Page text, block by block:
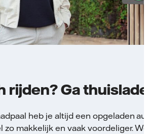
rijden? Ga
heb je altijd een opgeladen
zo makkelijk en vaak voordeliger.